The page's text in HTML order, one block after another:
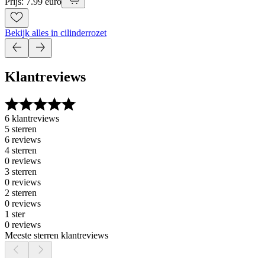
Bekijk alles in cilinderrozet
Klantreviews
6 klantreviews
5 sterren
6 reviews
4 sterren
0 reviews
3 sterren
0 reviews
2 sterren
0 reviews
1 ster
0 reviews
Meeste sterren klantreviews